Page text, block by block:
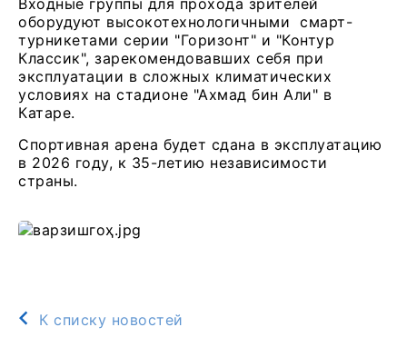
Входные группы для прохода зрителей
оборудуют высокотехнологичными смарт-
турникетами серии "Горизонт" и "Контур
Классик", зарекомендовавших себя при
эксплуатации в сложных климатических
условиях на стадионе "Ахмад бин Али" в
Катаре.
Спортивная арена будет сдана в эксплуатацию
в 2026 году, к 35-летию независимости
страны.
К списку новостей